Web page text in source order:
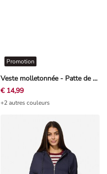
Veste molletonnée - Patte de boutonnage - rouge foncé
Promotion
€ 14,99
+2 autres couleurs